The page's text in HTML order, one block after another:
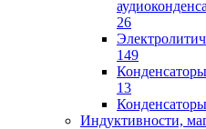
26
149
13
Индуктивности,